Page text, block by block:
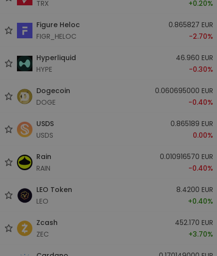
TRX
+0.20%
Figure Heloc
FIGR_HELOC
0.865827 EUR
-2.70%
Hyperliquid
HYPE
46.960 EUR
-0.30%
Dogecoin
DOGE
0.060695000 EUR
-0.40%
USDS
USDS
0.865189 EUR
0.00%
Rain
RAIN
0.010916570 EUR
-0.40%
LEO Token
LEO
8.4200 EUR
+0.40%
Zcash
ZEC
452.170 EUR
+3.70%